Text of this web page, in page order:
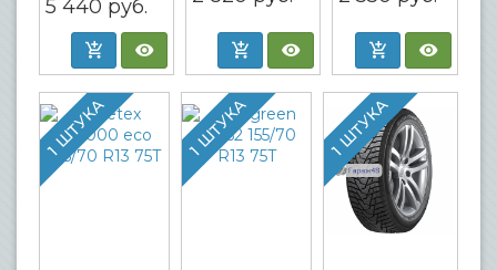
5 440 руб.
1 ШТУКА 1 ШТУКА 1 ШТУКА